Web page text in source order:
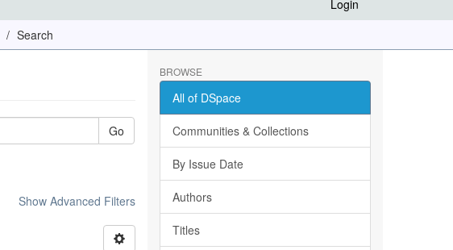
Login
Search
Go
Show Advanced Filters
BROWSE
All of DSpace
Communities & Collections
By Issue Date
Authors
Titles